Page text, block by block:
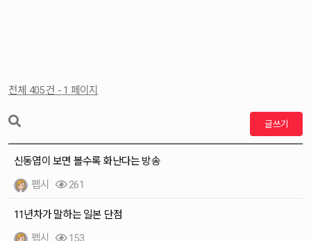
전체 405 건 - 1 페이지
글쓰기
신동엽이 보면 볼수록 화난다는 방송
펩시
261
11년차가 말하는 일본 단점
펩시
153